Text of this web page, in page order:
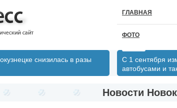
ГЛАВНАЯ
ФОТО
снизилась в разы
С 1 сентября
автобусами и
Новости